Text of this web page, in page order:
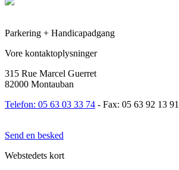
Parkering + Handicapadgang
Vore kontaktoplysninger
315 Rue Marcel Guerret
82000 Montauban
Telefon: 05 63 03 33 74 - Fax: 05 63 92 13 91
Send en besked
Webstedets kort